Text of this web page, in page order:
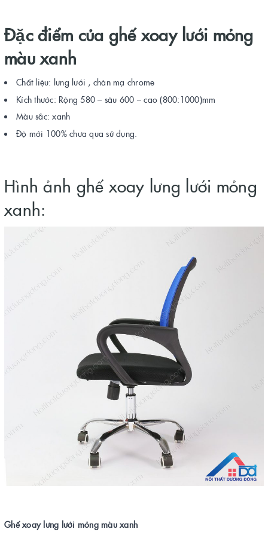
Đặc điểm của ghế xoay lưới mỏng
màu xanh
Chất liệu: lưng lưới , chân mạ chrome
Kích thước: Rộng 580 – sâu 600 – cao (800:1000)mm
Màu sắc: xanh
Độ mới 100% chưa qua sử dụng.
Hình ảnh ghế xoay lưng lưới mỏng
xanh:
Ghế xoay lưng lưới mỏng màu xanh